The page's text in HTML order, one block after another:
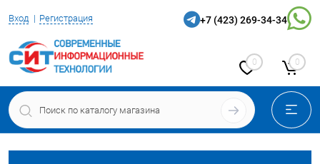
Вход Регистрация +7 (423) 269-34-34
0 0